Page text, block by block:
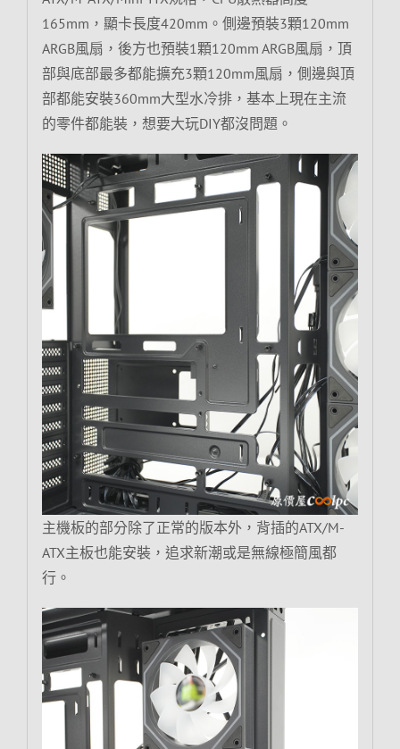
165mm，顯卡長度420mm。側邊預裝3顆120mm
ARGB風扇，後方也預裝1顆120mm ARGB風扇，頂
部與底部最多都能擴充3顆120mm風扇，側邊與頂
部都能安裝360mm大型水冷排，基本上現在主流
的零件都能裝，想要大玩DIY都沒問題。
主機板的部分除了正常的版本外，背插的ATX/M-
ATX主板也能安裝，追求新潮或是無線極簡風都
行。